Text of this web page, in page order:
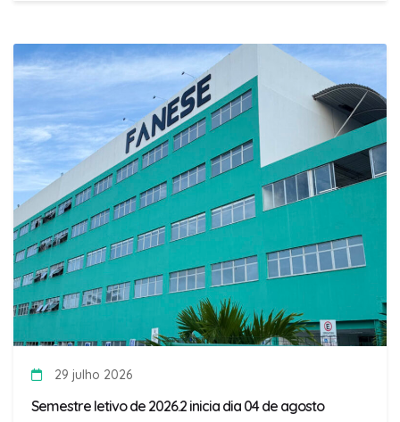
29 julho 2026
Semestre letivo de 2026.2 inicia dia 04 de agosto